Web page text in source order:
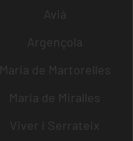
Avià
Argençola
Maria de Martorelles
Maria de Miralles
Viver i Serrateix